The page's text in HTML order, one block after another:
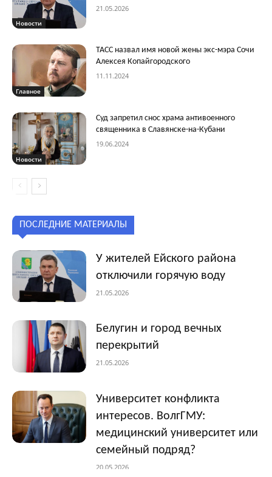
Новости
21.05.2026
Главное
ТАСС назвал имя новой жены экс-мэра Сочи
Алексея Копайгородского
11.11.2024
Новости
Суд запретил снос храма антивоенного
священника в Славянске-на-Кубани
19.06.2024
ПОСЛЕДНИЕ МАТЕРИАЛЫ
У жителей Ейского района
отключили горячую воду
21.05.2026
Белугин и город вечных
перекрытий
21.05.2026
Университет конфликта
интересов. ВолгГМУ:
медицинский университет или
семейный подряд?
20.05.2026